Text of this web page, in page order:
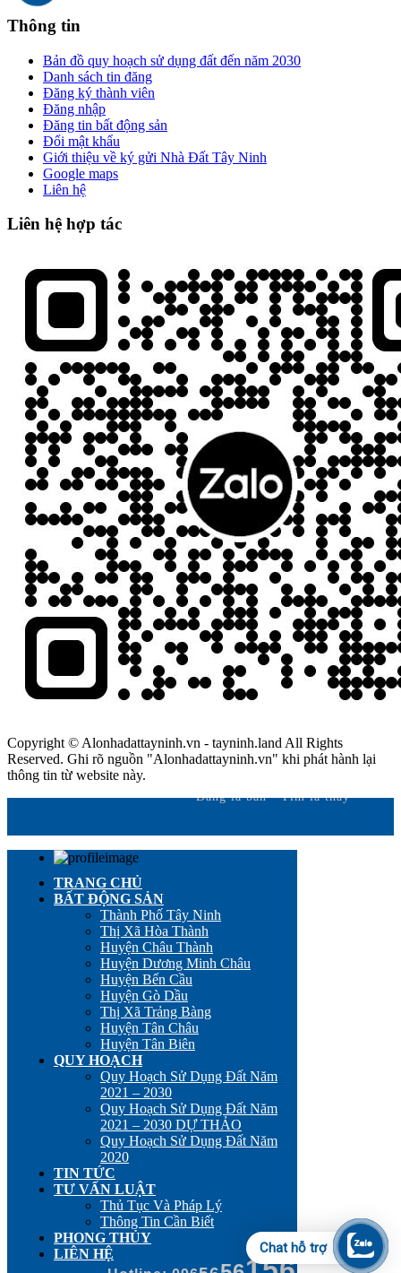
Thông tin
Bản đồ quy hoạch sử dụng đất đến năm 2030
Danh sách tin đăng
Đăng ký thành viên
Đăng nhập
Đăng tin bất động sản
Đổi mật khẩu
Giới thiệu về ký gửi Nhà Đất Tây Ninh
Google maps
Liên hệ
Liên hệ hợp tác
Copyright © Alonhadattayninh.vn - tayninh.land All Rights
Reserved. Ghi rõ nguồn "Alonhadattayninh.vn" khi phát hành lại
thông tin từ website này.
Chat hỗ trợ
Đăng là bán - Tìm là thấy
TRANG CHỦ
BẤT ĐỘNG SẢN
Thành Phố Tây Ninh
Thị Xã Hòa Thành
Huyện Châu Thành
Huyện Dương Minh Châu
Huyện Bến Cầu
Huyện Gò Dầu
Thị Xã Trảng Bàng
Huyện Tân Châu
Huyện Tân Biên
QUY HOẠCH
Quy Hoạch Sử Dụng Đất Năm
2021 – 2030
Quy Hoạch Sử Dụng Đất Năm
2021 – 2030 DỰ THẢO
Quy Hoạch Sử Dụng Đất Năm
2020
TIN TỨC
TƯ VẤN LUẬT
Thủ Tục Và Pháp Lý
Thông Tin Cần Biết
PHONG THỦY
LIÊN HỆ